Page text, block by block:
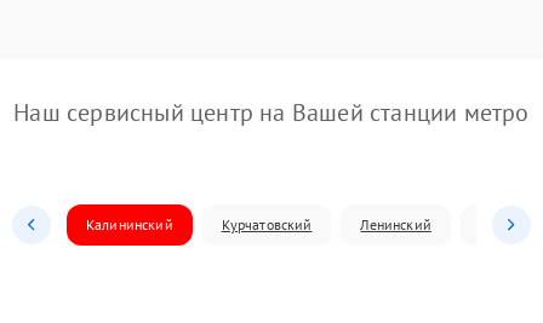
Наш сервисный центр на Вашей станции метро
Калининский Курчатовский Ленинский